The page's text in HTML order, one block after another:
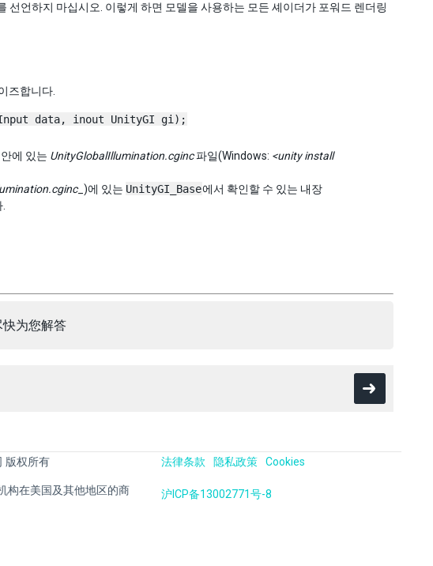
선언하지 마십시오. 이렇게 하면 모델을 사용하는 모든 셰이더가 포워드 렌더링
즈합니다.
data, inout UnityGI gi);
에 있는 UnityGlobalIllumination.cginc파일(Windows: <unity install
_)에 있는 UnityGI_Base에서 확인할 수 있는 내장
为您解答
版权所有
构在美国及其他地区的商
法律条款 隐私政策 Cookies
沪ICP备13002771号-8